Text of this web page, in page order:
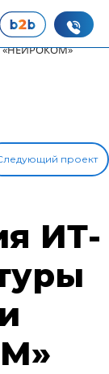
«НЕЙРОКОМ»
проект
ИТ-